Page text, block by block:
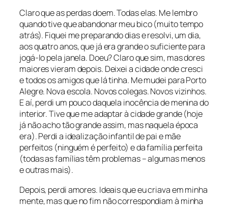
Claro que as perdas doem. Todas elas. Me lembro
quando tive que abandonar meu bico (muito tempo
atrás). Fiquei me preparando dias e resolvi, um dia,
aos quatro anos, que já era grande o suficiente para
jogá-lo pela janela. Doeu? Claro que sim, mas dores
maiores vieram depois. Deixei a cidade onde cresci
e todos os amigos que lá tinha. Me mudei para Porto
Alegre. Nova escola. Novos colegas. Novos vizinhos.
E aí, perdi um pouco daquela inocência de menina do
interior. Tive que me adaptar à cidade grande (hoje
já não acho tão grande assim, mas naquela época
era). Perdi a idealização infantil de pai e mãe
perfeitos (ninguém é perfeito) e da família perfeita
(todas as famílias têm problemas – algumas menos
e outras mais).
Depois, perdi amores. Ideais que eu criava em minha
mente, mas que no fim não correspondiam à minha